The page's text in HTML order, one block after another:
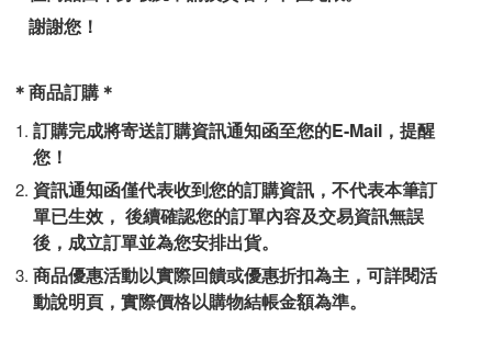
謝謝您！
＊商品訂購＊
訂購完成將寄送訂購資訊通知函至您的E-Mail，提醒
您！
資訊通知函僅代表收到您的訂購資訊，不代表本筆訂
單已生效， 後續確認您的訂單內容及交易資訊無誤
後，成立訂單並為您安排出貨。
商品優惠活動以實際回饋或優惠折扣為主，可詳閱活
動說明頁，實際價格以購物結帳金額為準。